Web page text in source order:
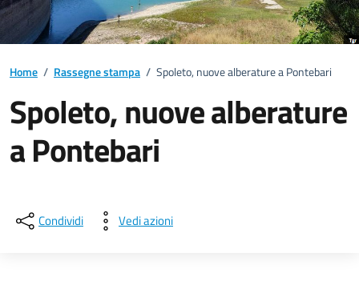
Home / Rassegne stampa / Spoleto, nuove alberature a Pontebari
Spoleto, nuove alberature
a Pontebari
Condividi Vedi azioni